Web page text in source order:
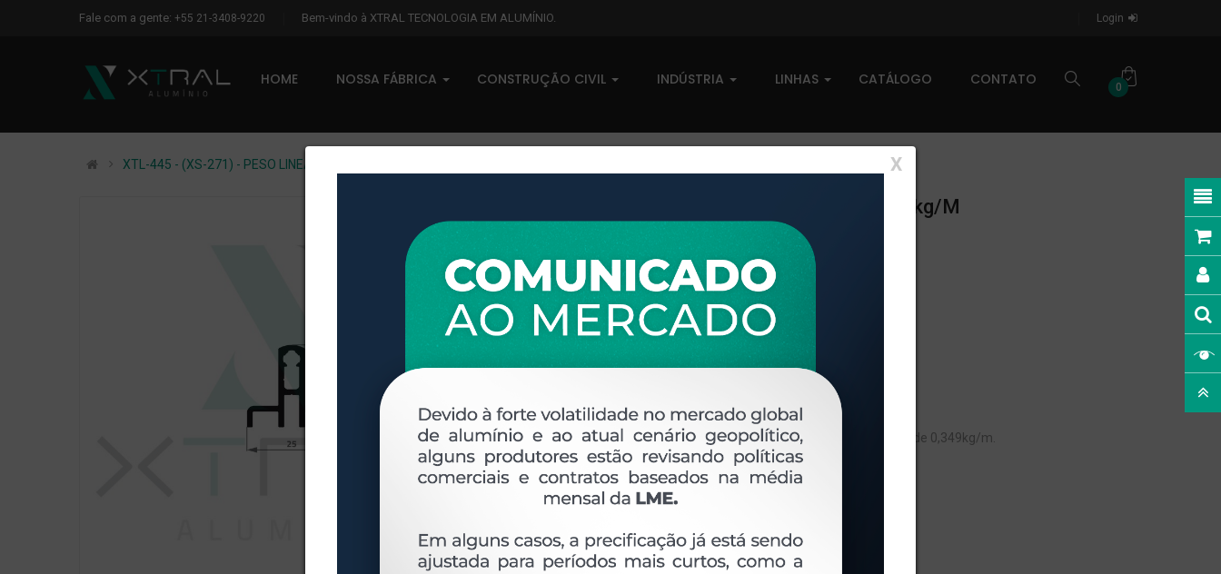
Fale com a gente: +55 21-3408-9220 Bem-vindo à XTRAL TECNOLOGIA EM ALUMÍNIO. Login
HOME NOSSA FÁBRICA CONSTRUÇÃO CIVIL INDÚSTRIA LINHAS CATÁLOGO CONTATO 0
X
XTL-445 - (XS-271) - PESO LINEAR: 0,349kg/m
XTL-445 - (XS-271) - PESO LINEAR: 0,349kg/m
0 comentários
Disponível sob consulta
Taxas R$ 0,00
Disponibilidade:
Em estoque
OVERVIEW
Perfil extrudado de alumínio para LINHA XTRAL S, com peso linear de 0,349kg/m.
Ver perfis relacionados